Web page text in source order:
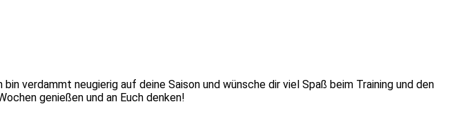
verdammt neugierig auf deine Saison und wünsche dir viel Spaß beim Training und den
genießen und an Euch denken!